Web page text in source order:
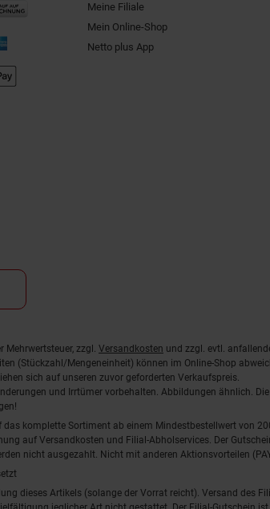
Meine Filiale
Mein Online-Shop
Netto plus App
Mehrwertsteuer, zzgl. Versandkosten und zzgl. evtl.
(Stückzahl/Mengeneinheit) können im Online-Shop
sich auf unseren zuvor geforderten Verkaufspreis.
und Irrtümer vorbehalten. Abbildungen ähnlich.
komplette Sortiment ab einem Mindestbestellwert von
auf Versandkosten und Filial-Abholservices. Der
nicht ausgezahlt. Nicht mit anderen Aktionsvorteilen
dieses Artikels (solange der Vorrat reicht). Versand